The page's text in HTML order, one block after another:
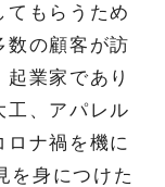
てもらうため
数の顧客が訪
業家であり
工、アパレル
ナ禍を機に
を身につけた